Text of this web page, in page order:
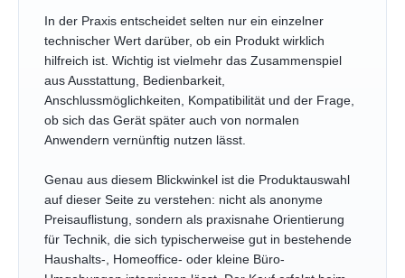
In der Praxis entscheidet selten nur ein einzelner
technischer Wert darüber, ob ein Produkt wirklich
hilfreich ist. Wichtig ist vielmehr das Zusammenspiel
aus Ausstattung, Bedienbarkeit,
Anschlussmöglichkeiten, Kompatibilität und der Frage,
ob sich das Gerät später auch von normalen
Anwendern vernünftig nutzen lässt.
Genau aus diesem Blickwinkel ist die Produktauswahl
auf dieser Seite zu verstehen: nicht als anonyme
Preisauflistung, sondern als praxisnahe Orientierung
für Technik, die sich typischerweise gut in bestehende
Haushalts-, Homeoffice- oder kleine Büro-